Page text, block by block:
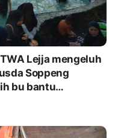
Lejja mengeluh
Soppeng
bu bantu